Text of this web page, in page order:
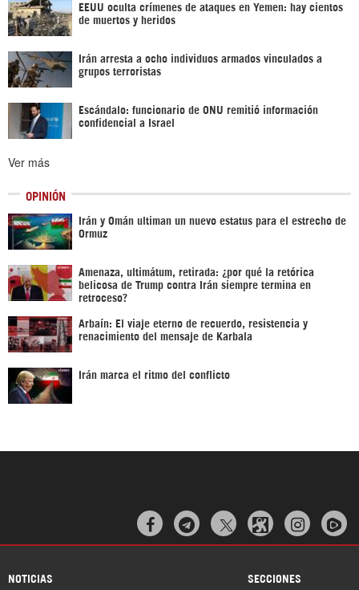
EEUU oculta crímenes de ataques en Yemen: hay cientos
de muertos y heridos
Irán arresta a ocho individuos armados vinculados a
grupos terroristas
Escándalo: funcionario de ONU remitió información
confidencial a Israel
Ver más
OPINIÓN
Irán y Omán ultiman un nuevo estatus para el estrecho de
Ormuz
Amenaza, ultimátum, retirada: ¿por qué la retórica
belicosa de Trump contra Irán siempre termina en
retroceso?
Arbaín: El viaje eterno de recuerdo, resistencia y
renacimiento del mensaje de Karbala
Irán marca el ritmo del conflicto
  
NOTICIAS SECCIONES